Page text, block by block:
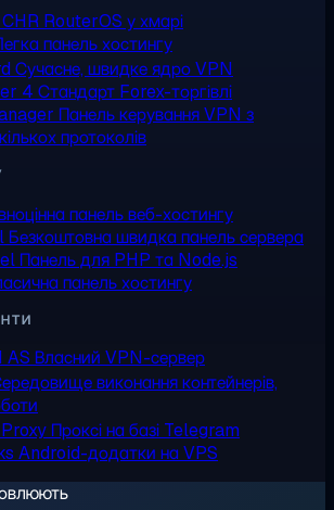
RouterOS у хмарі
панель хостингу
Сучасне, швидке ядро VPN
4 Стандарт Forex-торгівлі
Панель керування VPN з
протоколів
панель веб-хостингу
Безкоштовна швидка панель сервера
Панель для PHP та Node.js
панель хостингу
AS Власний VPN-сервер
виконання контейнерів,
Проксі на базі Telegram
Android-додатки на VPS